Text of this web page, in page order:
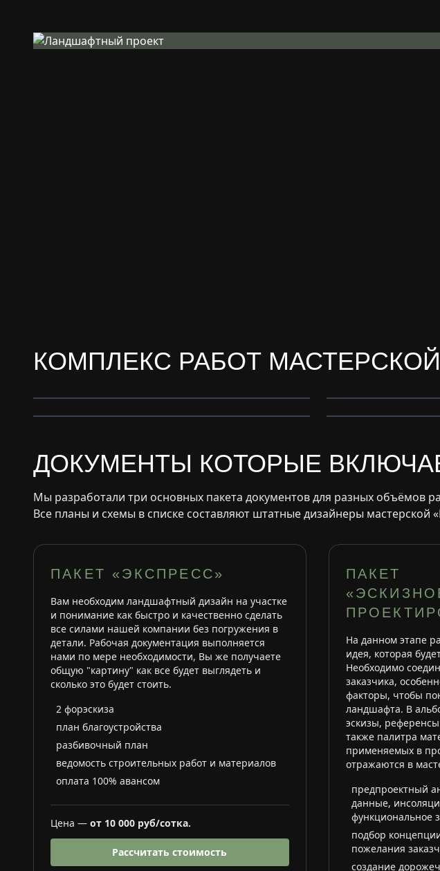
КОМПЛЕКС РАБОТ МАСТЕРСКОЙ
Благоустройство Мощение
ДОКУМЕНТЫ КОТОРЫЕ
Мы разработали три основных пакета документов для разных объёмов
Все планы и схемы в списке составляют штатные дизайнеры мастерской
ПАКЕТ «ЭКСПРЕСС»
Вам необходим ландшафтный дизайн на участке
и понимание как быстро и качественно сделать
все силами нашей компании без погружения в
детали. Рабочая документация выполняется
нами по мере необходимости, Вы же получаете
общую "картину" как все будет выглядеть и
сколько это будет стоить.
2 форэскиза
план благоустройства
разбивочный план
ведомость строительных работ и материалов
оплата 100% авансом
Цена — от 10 000 руб/сотка.
Рассчитать стоимость
ПАКЕТ
На данном этапе
идея, которая
Необходимо
заказчика,
факторы, чтобы
ландшафта. В
эскизы,
также палитра
применяемых в
отражаются в
предпроектный
данные,
функциональное
подбор
пожелания
создание